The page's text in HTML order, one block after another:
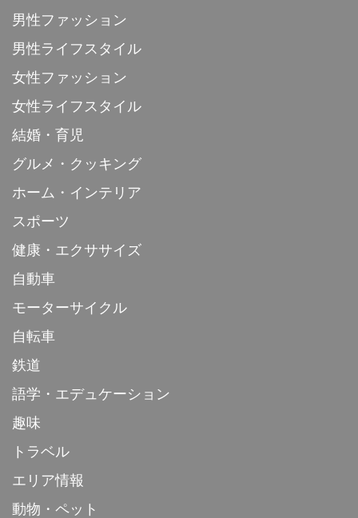
男性ファッション
男性ライフスタイル
女性ファッション
女性ライフスタイル
結婚・育児
グルメ・クッキング
ホーム・インテリア
スポーツ
健康・エクササイズ
自動車
モーターサイクル
自転車
鉄道
語学・エデュケーション
趣味
トラベル
エリア情報
動物・ペット